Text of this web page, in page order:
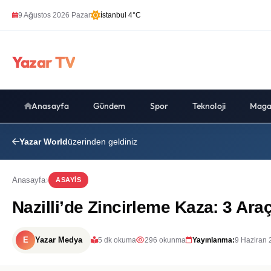
9 Ağustos 2026 Pazar İstanbul 4°C
Yazar TV
Anasayfa Gündem Spor Teknoloji
Yazar Worldüzerinden geldiniz
Anasayfa ASAYIS
Nazilli’de Zincirleme Kaza: 3
E Yazar Medya 5 dk okuma 296 okunma Yayınlanma:9 Haziran